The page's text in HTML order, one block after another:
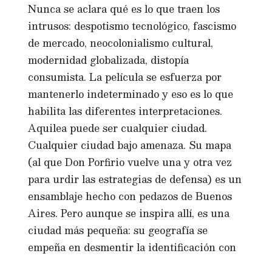
Nunca se aclara qué es lo que traen los
intrusos: despotismo tecnológico, fascismo
de mercado, neocolonialismo cultural,
modernidad globalizada, distopía
consumista. La película se esfuerza por
mantenerlo indeterminado y eso es lo que
habilita las diferentes interpretaciones.
Aquilea puede ser cualquier ciudad.
Cualquier ciudad bajo amenaza. Su mapa
(al que Don Porfirio vuelve una y otra vez
para urdir las estrategias de defensa) es un
ensamblaje hecho con pedazos de Buenos
Aires. Pero aunque se inspira allí, es una
ciudad más pequeña: su geografía se
empeña en desmentir la identificación con